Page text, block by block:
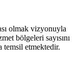
olmak vizyonuyla
bölgeleri sayısını
temsil etmektedir.